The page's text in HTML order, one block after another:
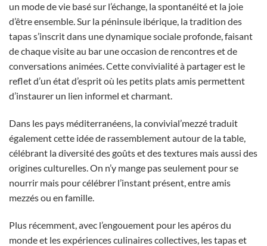
un mode de vie basé sur l’échange, la spontanéité et la joie
d’être ensemble. Sur la péninsule ibérique, la tradition des
tapas s’inscrit dans une dynamique sociale profonde, faisant
de chaque visite au bar une occasion de rencontres et de
conversations animées. Cette convivialité à partager est le
reflet d’un état d’esprit où les petits plats amis permettent
d’instaurer un lien informel et charmant.
Dans les pays méditerranéens, la convivial’mezzé traduit
également cette idée de rassemblement autour de la table,
célébrant la diversité des goûts et des textures mais aussi des
origines culturelles. On n’y mange pas seulement pour se
nourrir mais pour célébrer l’instant présent, entre amis
mezzés ou en famille.
Plus récemment, avec l’engouement pour les apéros du
monde et les expériences culinaires collectives, les tapas et